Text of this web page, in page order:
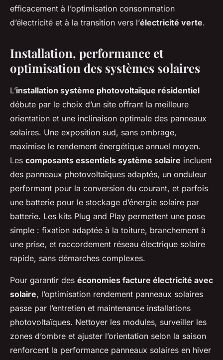
efficacement à l’optimisation consommation
d’électricité et à la transition vers l’électricité verte.
Installation, performance et
optimisation des systèmes solaires
L’installation système photovoltaïque résidentiel
débute par le choix d’un site offrant la meilleure
orientation et une inclinaison optimale des panneaux
solaires. Une exposition sud, sans ombrage,
maximise le rendement énergétique annuel moyen.
Les composants essentiels système solaire incluent
des panneaux photovoltaïques adaptés, un onduleur
performant pour la conversion du courant, et parfois
une batterie pour le stockage d’énergie solaire par
batterie. Les kits Plug and Play permettent une pose
simple : fixation adaptée à la toiture, branchement à
une prise, et raccordement réseau électrique solaire
rapide, sans démarches complexes.
Pour garantir des économies facture électricité avec
solaire, l’optimisation rendement panneaux solaires
passe par l’entretien et maintenance installations
photovoltaïques. Nettoyer les modules, surveiller les
zones d’ombre et ajuster l’orientation selon la saison
renforcent la performance panneaux solaires en hiver